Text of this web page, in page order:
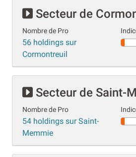
Secteur de
Nombre de Pro
56 holdings sur
Cormontreuil
Secteur de Saint-
Nombre de Pro
54 holdings sur Saint-
Memmie